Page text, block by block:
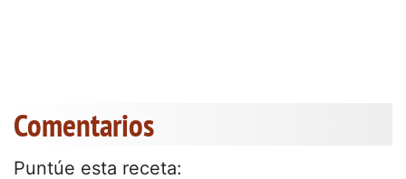
Comentarios
Puntúe esta receta: